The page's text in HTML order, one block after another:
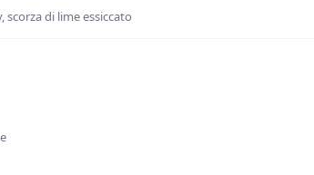
scorza di lime essiccato